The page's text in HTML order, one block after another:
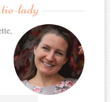
lady